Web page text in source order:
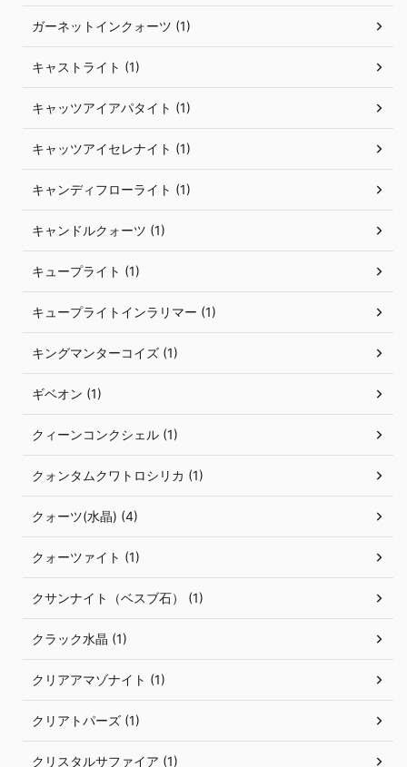
ガーネットインクォーツ (1)
キャストライト (1)
キャッツアイアパタイト (1)
キャッツアイセレナイト (1)
キャンディフローライト (1)
キャンドルクォーツ (1)
キュープライト (1)
キュープライトインラリマー (1)
キングマンターコイズ (1)
ギベオン (1)
クィーンコンクシェル (1)
クォンタムクワトロシリカ (1)
クォーツ(水晶) (4)
クォーツァイト (1)
クサンナイト（ベスブ石） (1)
クラック水晶 (1)
クリアアマゾナイト (1)
クリアトパーズ (1)
クリスタルサファイア (1)